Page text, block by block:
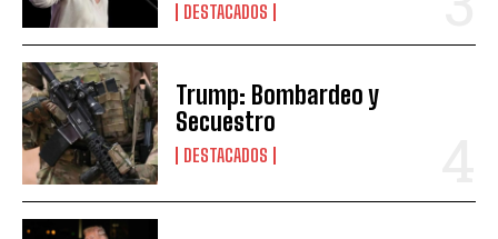
DESTACADOS
Trump: Bombardeo y
Secuestro
DESTACADOS